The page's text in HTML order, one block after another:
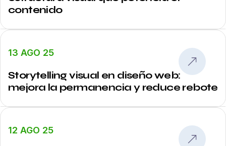
contenido
13 AGO 25
Storytelling visual en diseño web:
mejora la permanencia y reduce rebote
12 AGO 25